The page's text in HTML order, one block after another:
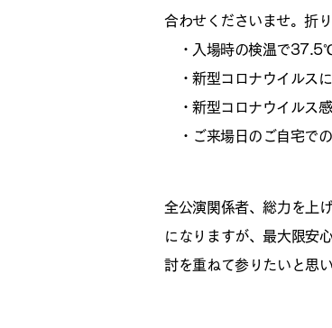
合わせくださいませ。折
・入場時の検温で37.5℃
・新型コロナウイルス
・新型コロナウイルス感
・ご来場日のご自宅で
全公演関係者、総力を上
になりますが、最大限安
討を重ねて参りたいと思い